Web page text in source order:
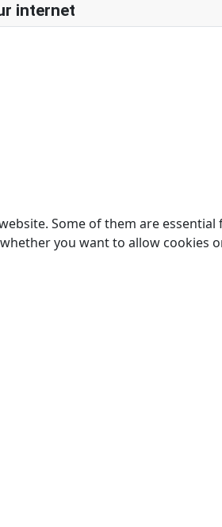
internet
Some of them are
you want to allow cookies